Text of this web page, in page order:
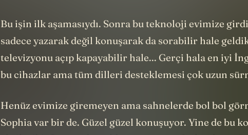
Bu işin ilk aşamasıydı. Sonra bu teknoloji evimize
sadece yazarak değil konuşarak da sorabilir hale
televizyonu açıp kapayabilir hale... Gerçi hala en iyi
bu cihazlar ama tüm dilleri desteklemesi çok uzun
Henüz evimize giremeyen ama sahnelerde bol bol
Sophia var bir de. Güzel güzel konuşuyor. Yine de bu